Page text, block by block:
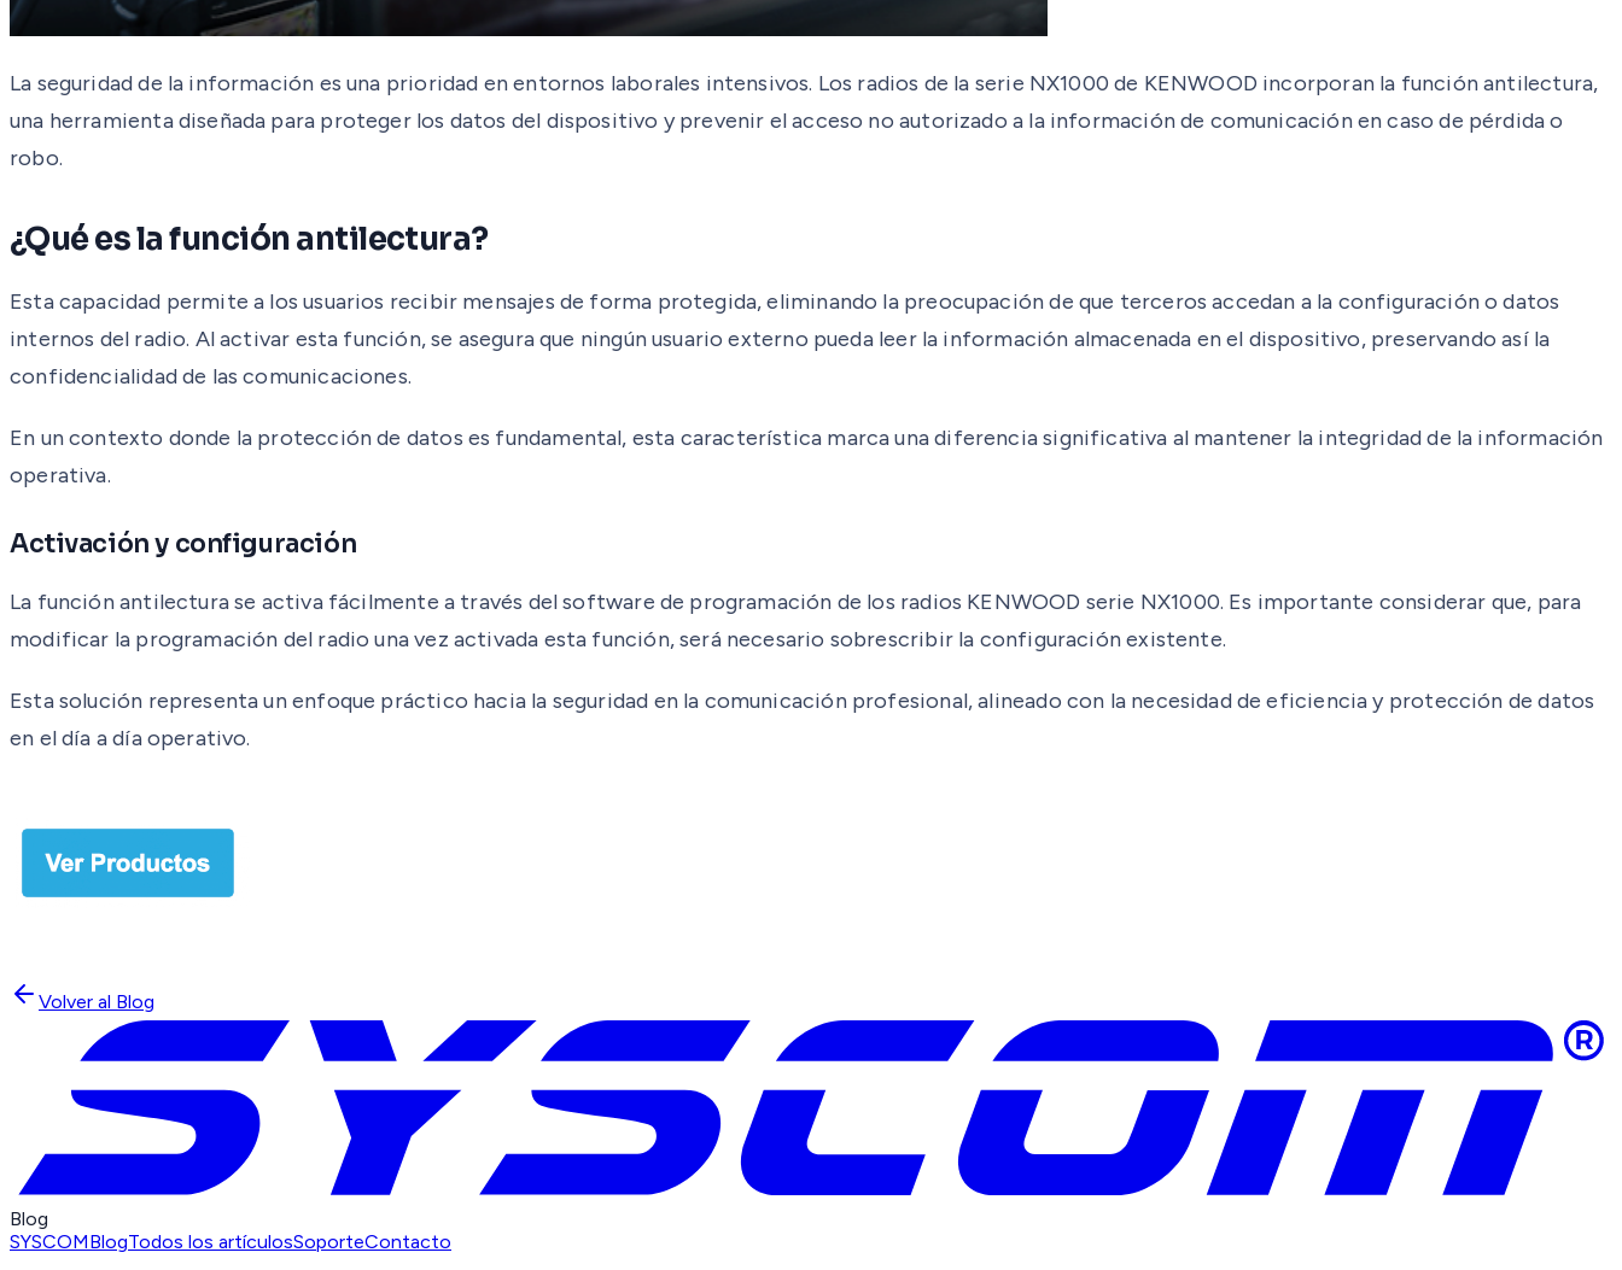
La seguridad de la información es una prioridad en entornos laborales intensivos. Los radios de la serie NX1000 de KENWOOD incorporan la función antilectura,
una herramienta diseñada para proteger los datos del dispositivo y prevenir el acceso no autorizado a la información de comunicación en caso de pérdida o
robo.
¿Qué es la función antilectura?
Esta capacidad permite a los usuarios recibir mensajes de forma protegida, eliminando la preocupación de que terceros accedan a la configuración o datos
internos del radio. Al activar esta función, se asegura que ningún usuario externo pueda leer la información almacenada en el dispositivo, preservando así la
confidencialidad de las comunicaciones.
En un contexto donde la protección de datos es fundamental, esta característica marca una diferencia significativa al mantener la integridad de la información
operativa.
Activación y configuración
La función antilectura se activa fácilmente a través del software de programación de los radios KENWOOD serie NX1000. Es importante considerar que, para
modificar la programación del radio una vez activada esta función, será necesario sobrescribir la configuración existente.
Esta solución representa un enfoque práctico hacia la seguridad en la comunicación profesional, alineado con la necesidad de eficiencia y protección de datos
en el día a día operativo.
Volver al Blog
Blog
SYSCOMBlogTodos los artículosSoporteContacto